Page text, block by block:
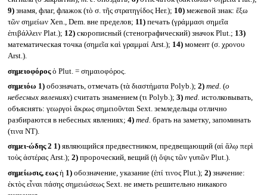
9)знамя, флаг, флажок (τὸ σ. τῆς στρατηγίδος Her.); 10)межевой знак: ἔξω
τῶν σημείων Xen., Dem. вне пределов; 11)печать (γράμμασι σημεῖα
ἐπιβάλλειν Plat.); 12)скорописный (стенографический) значок Plut.; 13)
математическая точка (σημεῖα καὶ γραμμαί Arst.); 14)момент (σ. χρονου
Arst.).
σημειοφόροςὁ Plut. = σημαιοφόρος.
σημειόω 1)обозначать, отмечать (τὰ διαστήματα Polyb.); 2) med. (о
небесных явлениях) считать знамением (τι Polyb.); 3) med. истолковывать,
объяснять: γεωργοὶ ἄκρως σημειοῦνται Sext. земледельцы отлично
разбираются в небесных явлениях; 4) med. брать на заметку, запоминать
(τινα NT).
σημει-ώδης 2 1)являющийся предвестником, предвещающий (αἱ ἅλῳ περὶ
τοὺς ἀστέρας Arst.); 2)пророческий, вещий (ἡ ὄψις τῶν γυπῶν Plut.).
σημείωσις, εωςἡ 1)обозначение, указание (ἐπί τινος Plut.); 2)значение:
ἐκτὸς εἶναι πάσης σημειώσεως Sext. не иметь решительно никакого